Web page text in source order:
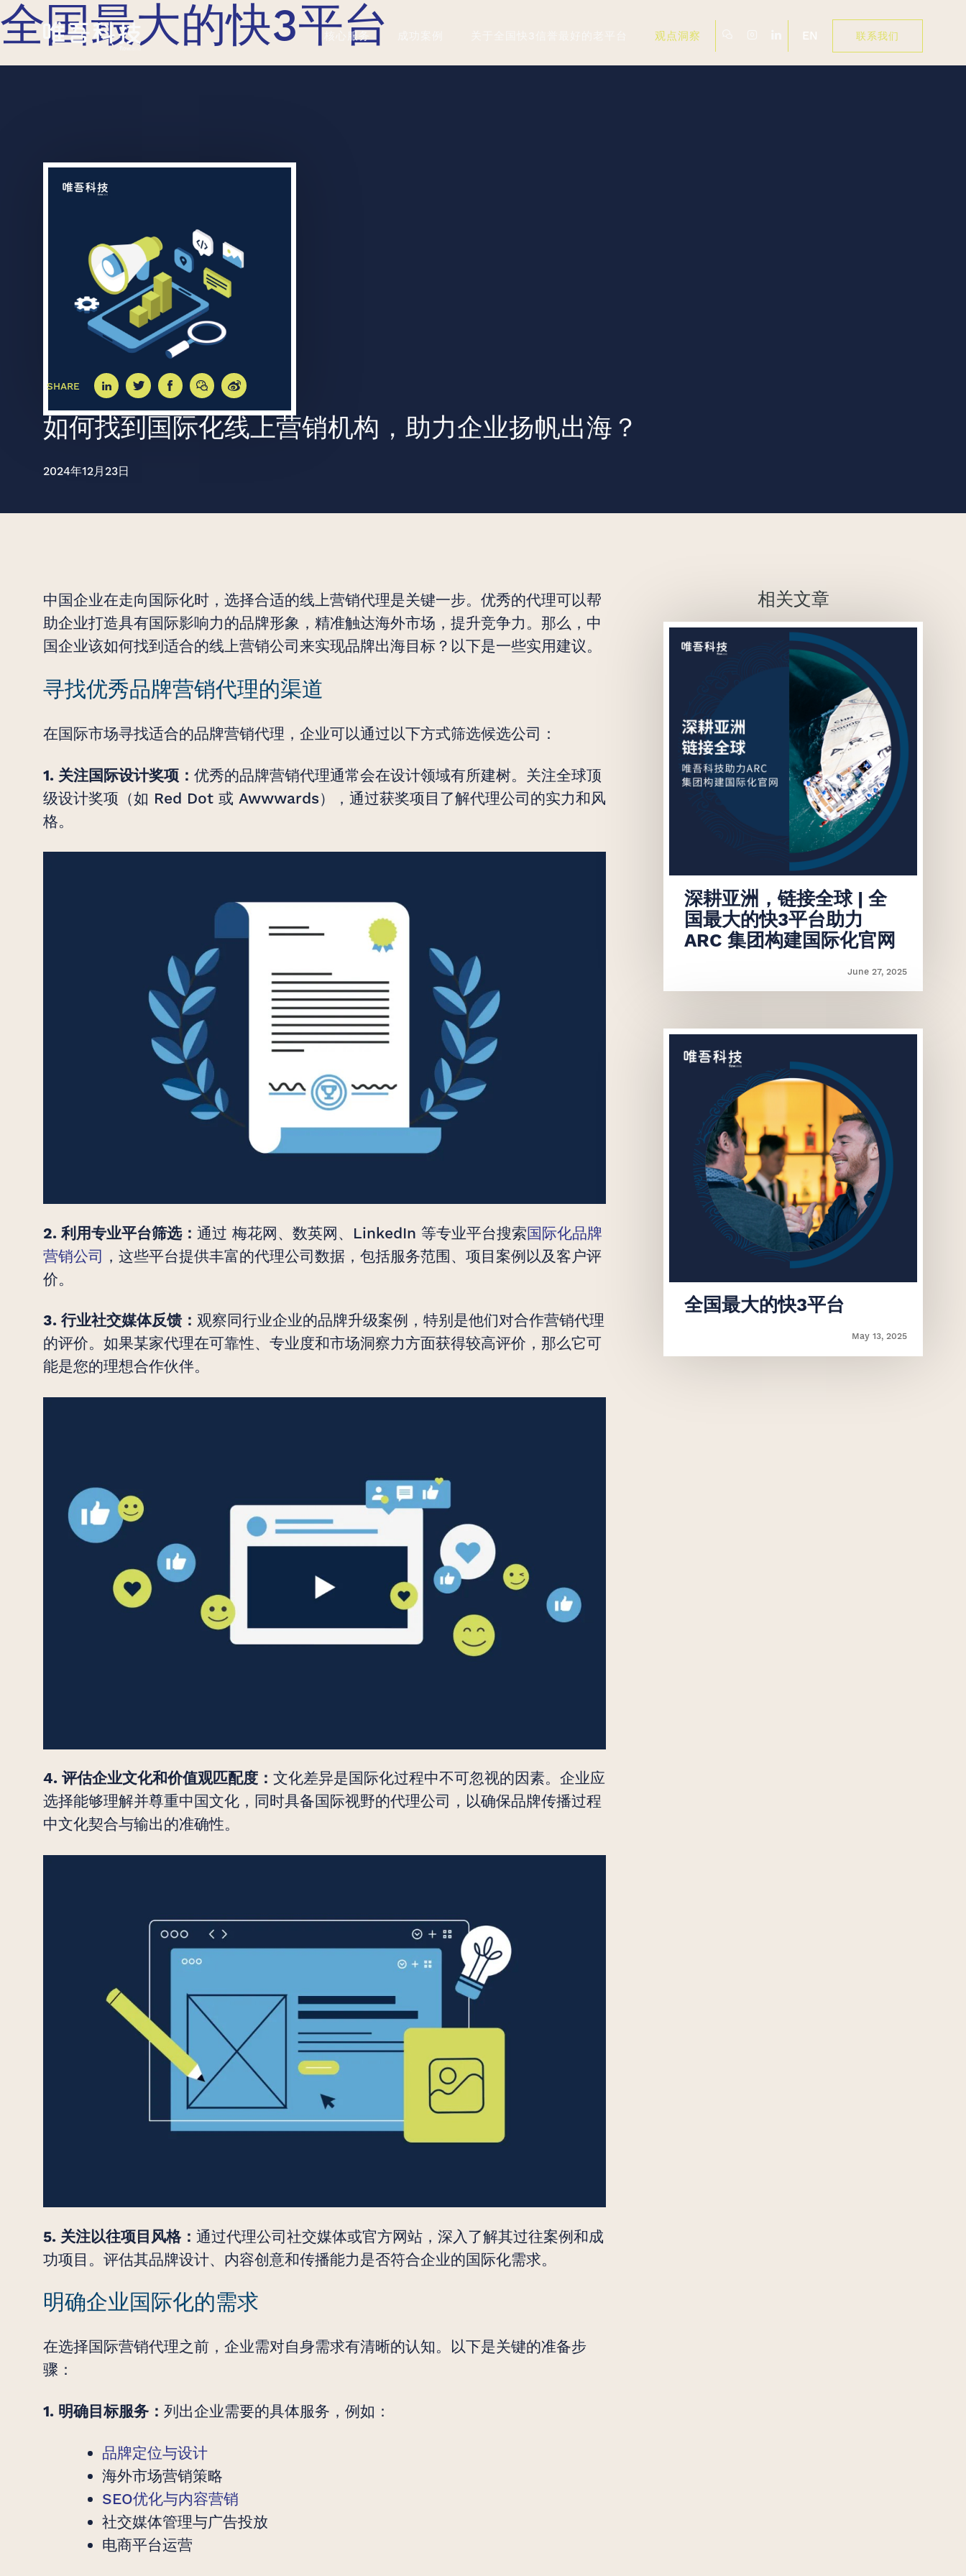
全国最大的快3平台
核心服务
联系我们
创意无界，臻于至美
始于 2007 年
联系我们
观点洞察 EN 联系我们
SHARE
如何找到国际化线上营销机构，助力企业扬帆出海？
2024年12月23日
中国企业在走向国际化时，选择合适的线上营销代理是关键一步。优秀的代理可以帮
助企业打造具有国际影响力的品牌形象，精准触达海外市场，提升竞争力。那么，中
国企业该如何找到适合的线上营销公司来实现品牌出海目标？以下是一些实用建议。
寻找优秀品牌营销代理的渠道
在国际市场寻找适合的品牌营销代理，企业可以通过以下方式筛选候选公司：
1. 关注国际设计奖项： 优秀的品牌营销代理通常会在设计领域有所建树。关注全球顶
级设计奖项（如 Red Dot 或 Awwwards），通过获奖项目了解代理公司的实力和风
格。
2. 利用专业平台筛选： 通过 梅花网、数英网、LinkedIn 等专业平台搜索国际化品牌
营销公司 ，这些平台提供丰富的代理公司数据，包括服务范围、项目案例以及客户评
价。
3. 行业社交媒体反馈： 观察同行业企业的品牌升级案例，特别是他们对合作营销代理
的评价。如果某家代理在可靠性、专业度和市场洞察力方面获得较高评价，那么它可
能是您的理想合作伙伴。
4. 评估企业文化和价值观匹配度： 文化差异是国际化过程中不可忽视的因素。企业应
选择能够理解并尊重中国文化，同时具备国际视野的代理公司，以确保品牌传播过程
中文化契合与输出的准确性。
5. 关注以往项目风格： 通过代理公司社交媒体或官方网站，深入了解其过往案例和成
功项目。评估其品牌设计、内容创意和传播能力是否符合企业的国际化需求。
明确企业国际化的需求
在选择国际营销代理之前，企业需对自身需求有清晰的认知。以下是关键的准备步
骤：
1. 明确目标服务： 列出企业需要的具体服务，例如：
品牌定位与设计
海外市场营销策略
SEO优化与内容营销
社交媒体管理与广告投放
电商平台运营
相关文章
深耕亚洲，链接全球 | 全
国最大的快3平台助力
ARC 集团构建国际化官网
June 27, 2025
‌全国最大的快3平台
May 13, 2025